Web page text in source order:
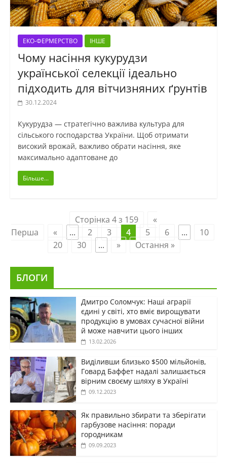
ЕКО-ФЕРМЕРСТВО ІНШЕ
Чому насіння кукурудзи
української селекції ідеально
підходить для вітчизняних ґрунтів
30.12.2024
Кукурудза — стратегічно важлива культура для
сільського господарства України. Щоб отримати
високий врожай, важливо обрати насіння, яке
максимально адаптоване до
Більше...
Сторінка 4 з 159
«
Перша
« ... 2 3 4 5 6 ...
10
20
30 ... » Остання »
БЛОГИ
Дмитро Соломчук: Наші аграрії
єдині у світі, хто вміє вирощувати
продукцію в умовах сучасної війни
й може навчити цього інших
13.02.2026
Виділивши близько $500 мільйонів,
Говард Баффет надалі залишається
вірним своєму шляху в Україні
09.12.2023
Як правильно збирати та зберігати
гарбузове насіння: поради
городникам
09.09.2023